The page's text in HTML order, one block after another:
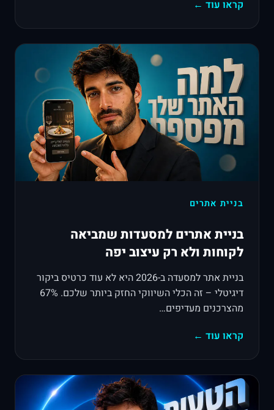
קראו עוד ←
בניית אתרים
בניית אתרים למסעדות שמביאה
לקוחות ולא רק עיצוב יפה
בניית אתר למסעדה ב-2026 היא לא עוד כרטיס ביקור
דיגיטלי – זה הכלי השיווקי החזק ביותר שלכם. 67%
מהצרכנים מעדיפים…
קראו עוד ←